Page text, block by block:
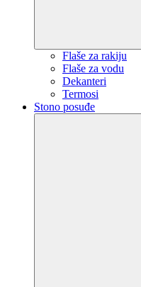
Flaše za rakiju
Flaše za vodu
Dekanteri
Termosi
Stono posuđe